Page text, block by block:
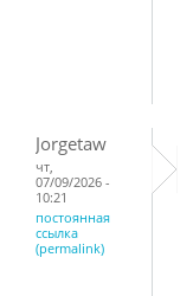
Jorgetaw
чт,
07/09/2026 -
10:21
постоянная
ссылка
(permalink)